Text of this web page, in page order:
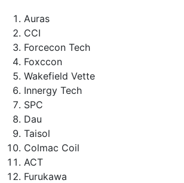
Auras
CCI
Forcecon Tech
Foxccon
Wakefield Vette
Innergy Tech
SPC
Dau
Taisol
Colmac Coil
ACT
Furukawa